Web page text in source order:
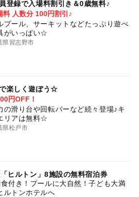
登録で入場料割引き＆0歳無料♪
料 人数分 100円割引♪
プール、サーキットなどたっぷり遊べ
がいっぱい☆
県習志野市
楽しく遊ぼう☆
円OFF！
の滑り台や回転バーなど続々登場♪キ
リアは無料☆
県松戸市
ヒルトン」8施設の無料宿泊券
付き！プールに大自然！子ども大満
ルトンホテルへ